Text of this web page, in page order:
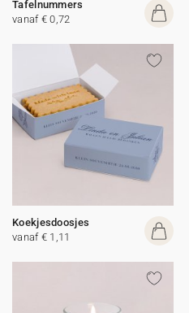
Tafelnummers
vanaf € 0,72
Koekjesdoosjes
vanaf € 1,11